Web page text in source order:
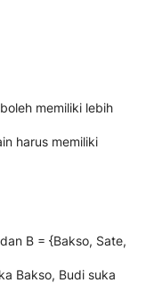
memiliki lebih
harus memiliki
B = {Bakso, Sate,
Bakso, Budi suka